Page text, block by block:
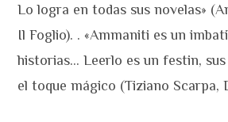
Lo logra en todas sus novelas»
Il Foglio). . «Ammaniti es un
historias… Leerlo es un festin,
el toque mágico (Tiziano Scarpa,